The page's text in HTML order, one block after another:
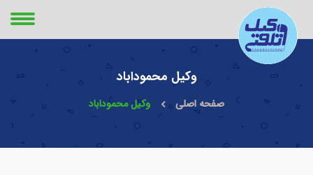
وکیل محموداباد
صفحه اصلی وکیل محموداباد